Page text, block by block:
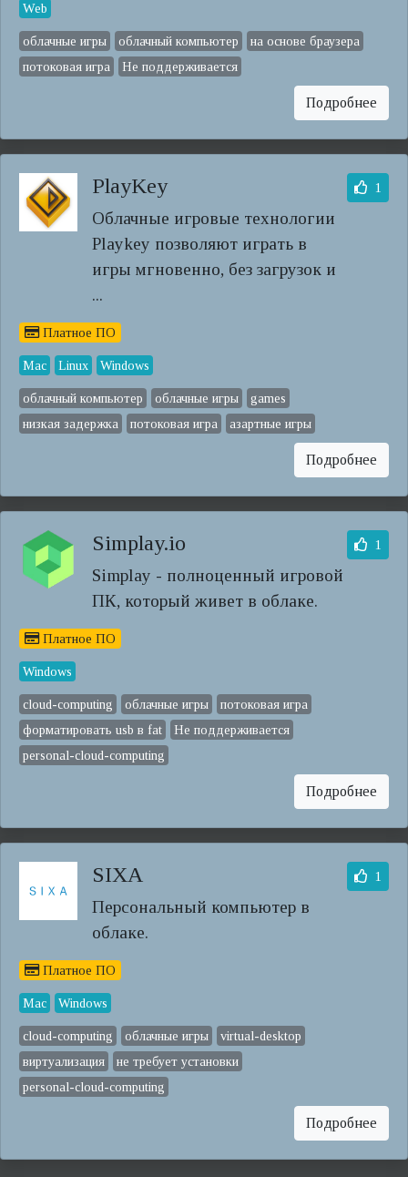
Web
облачные игры облачный компьютер
на основе браузера
потоковая игра
Не поддерживается
Подробнее
PlayKey
Облачные игровые технологии
Playkey позволяют играть в
игры мгновенно, без загрузок и
...
1
Платное ПО
Mac Linux Windows
облачный компьютер облачные игры
games
низкая задержка
потоковая игра азартные игры
Подробнее
Simplay.io
Simplay - полноценный игровой
ПК, который живет в облаке.
1
Платное ПО
Windows
cloud-computing облачные игры
потоковая игра
форматировать usb в fat
Не поддерживается
personal-cloud-computing
Подробнее
SIXA
Персональный компьютер в
облаке.
1
Платное ПО
Mac Windows
cloud-computing облачные игры
virtual-desktop
виртуализация
не требует установки
personal-cloud-computing
Подробнее